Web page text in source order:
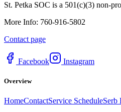
St. Petka SOC is a 501(c)(3) non-
More Info: 760-916-5802
Contact page
Facebook Instagram
Overview
HomeContactService ScheduleSerb